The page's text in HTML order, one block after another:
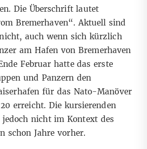
Die Überschrift lautet
Bremerhaven“. Aktuell sind
auch wenn sich kürzlich
am Hafen von Bremerhaven
Februar hattedas erste
und Panzern den
für das Nato-Manöver
erreicht. Die kursierenden
nicht im Kontext des
schon Jahre vorher.